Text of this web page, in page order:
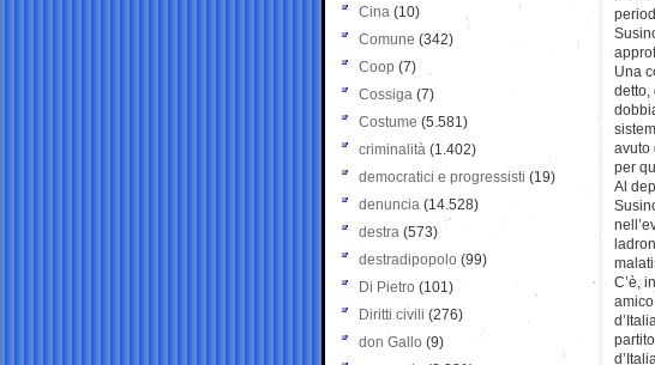
Una
detto,
avuto
per
Al
C’è,
Cina (10)
Comune (342)
Coop (7)
Cossiga (7)
Costume (5.581)
criminalità (1.402)
democratici e progressisti (19)
denuncia (14.528)
destra (573)
destradipopolo (99)
Di Pietro (101)
Diritti civili (276)
don Gallo (9)